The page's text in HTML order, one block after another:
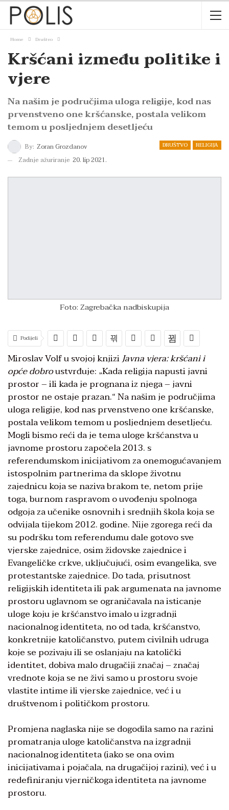
Home Društvo
Kršćani između politike i
vjere
Na našim je područjima uloga religije, kod nas
prvenstveno one kršćanske, postala velikom
temom u posljednjem desetljeću
DRUŠTVO RELIGIJA
By: Zoran Grozdanov
Zadnje ažuriranje 20. lip 2021.
Foto: Zagrebačka nadbiskupija
Podijeli
Miroslav Volf u svojoj knjiziJavna vjera: kršćani i
opće dobroustvrđuje: „Kada religija napusti javni
prostor – ili kada je prognana iz njega – javni
prostor ne ostaje prazan.“ Na našim je područjima
uloga religije, kod nas prvenstveno one kršćanske,
postala velikom temom u posljednjem desetljeću.
Mogli bismo reći da je tema uloge kršćanstva u
javnome prostoru započela 2013. s
referendumskom inicijativom za onemogućavanjem
istospolnim partnerima da sklope životnu
zajednicu koja se naziva brakom te, netom prije
toga, burnom raspravom o uvođenju spolnoga
odgoja za učenike osnovnih i srednjih škola koja se
odvijala tijekom 2012. godine. Nije zgorega reći da
su podršku tom referendumu dale gotovo sve
vjerske zajednice, osim židovske zajednice i
Evangeličke crkve, uključujući, osim evangelika, sve
protestantske zajednice. Do tada, prisutnost
religijskih identiteta ili pak argumenata na javnome
prostoru uglavnom se ograničavala na isticanje
uloge koju je kršćanstvo imalo u izgradnji
nacionalnog identiteta, no od tada, kršćanstvo,
konkretnije katoličanstvo, putem civilnih udruga
koje se pozivaju ili se oslanjaju na katolički
identitet, dobiva malo drugačiji značaj – značaj
vrednote koja se ne živi samo u prostoru svoje
vlastite intime ili vjerske zajednice, već i u
društvenom i političkom prostoru.
Promjena naglaska nije se dogodila samo na razini
promatranja uloge katoličanstva na izgradnji
nacionalnog identiteta (iako se ona ovim
inicijativama i pojačala, na drugačijoj razini), već i u
redefiniranju vjerničkoga identiteta na javnome
prostoru.